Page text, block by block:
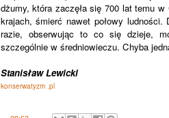
dżumy, która zaczęła się 700 lat temu
krajach, śmierć nawet połowy
razie, obserwując to co się dzieje,
szczególnie w średniowieczu. Chyba
Stanisław Lewicki
konserwatyzm .pl